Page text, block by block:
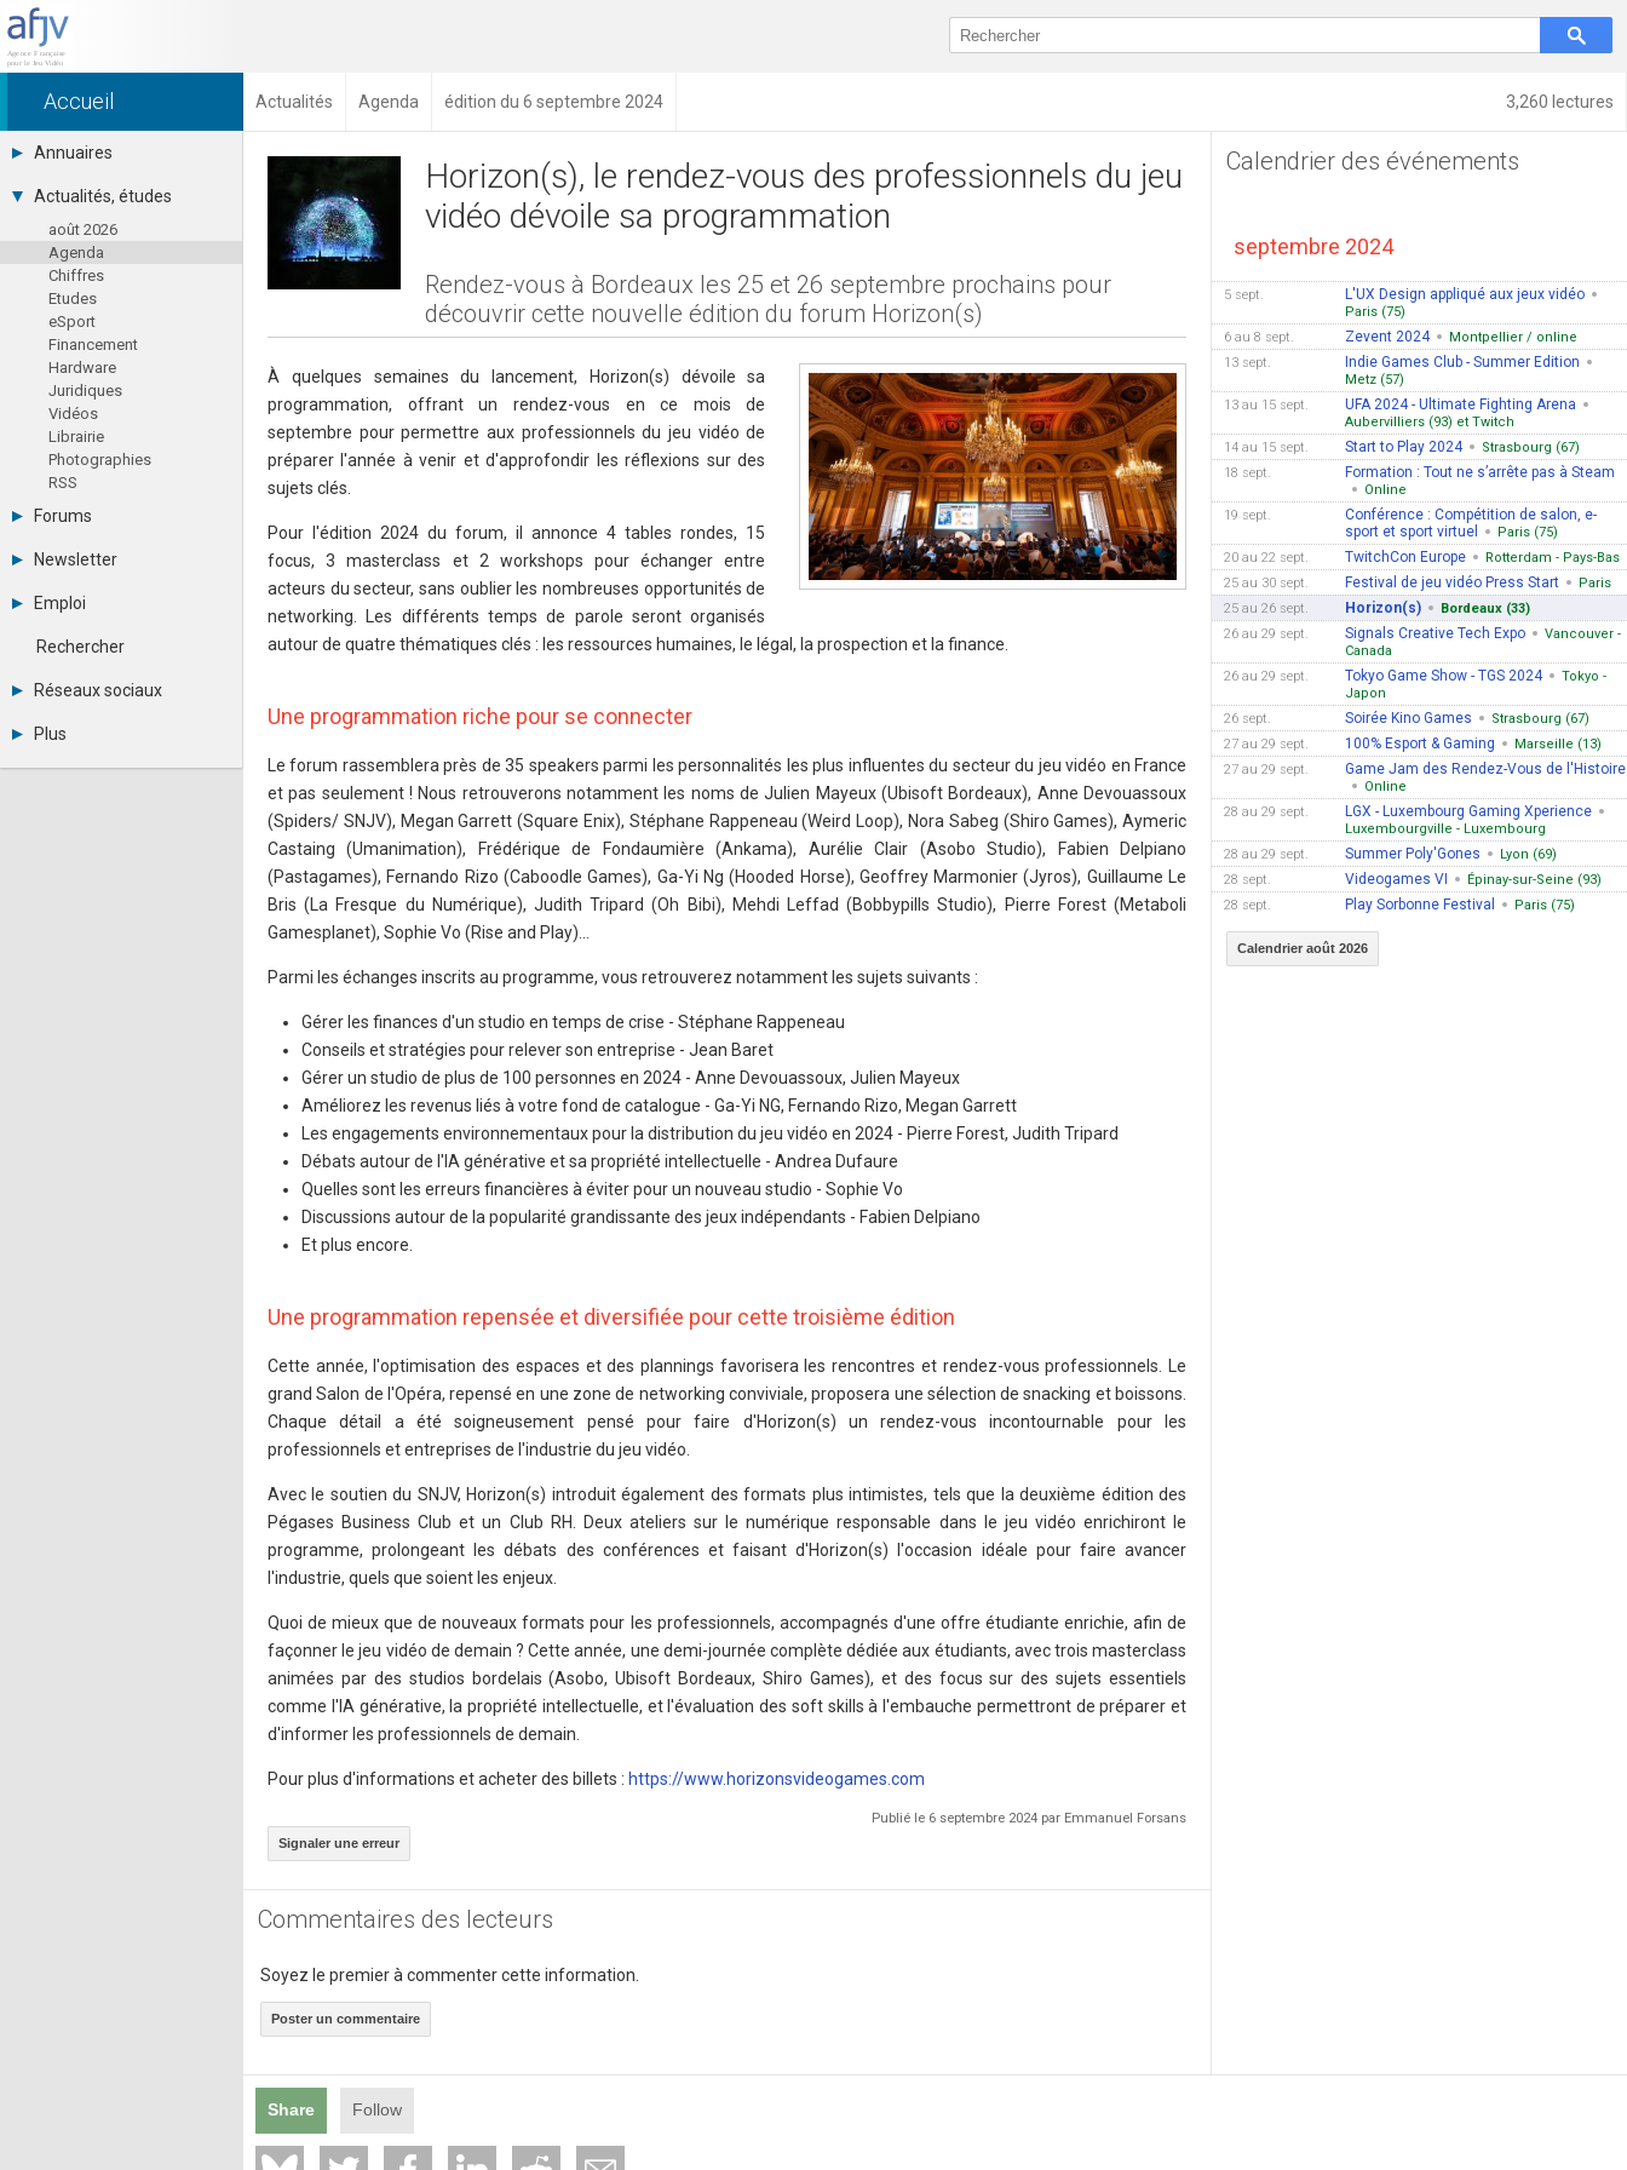
3,260 lectures
Accueil Actualités Agenda édition du 6 septembre 2024
Annuaires
Toutes les sociétés (691)
Studios (418)
Editeurs (49)
Distributeurs (16)
Hard. / Accessoires (10)
Middlewares (15)
Prestataires (99)
Assoc. / Syndicats (21)
Formations / Ecoles (46)
Presse spécialisée (17)
Actualités, études
août 2026
Agenda
Chiffres
Etudes
eSport
Financement
Hardware
Juridiques
Vidéos
Librairie
Photographies
RSS
Forums
Tous les forums
Se connecter
Messages privés
Contacter un modérateur
Newsletter
Archives
Abonnement
Emploi
Consulter les annonces
Observatoire de l'emploi
Rechercher
Réseaux sociaux
LinkedIn
Plus
Annonceurs
Horizon(s), le rendez-vous des professionnels du jeu
vidéo dévoile sa programmation
Rendez-vous à Bordeaux les 25 et 26 septembre prochains pour
découvrir cette nouvelle édition du forum Horizon(s)
À quelques semaines du lancement, Horizon(s) dévoile sa
programmation, offrant un rendez-vous en ce mois de
septembre pour permettre aux professionnels du jeu vidéo de
préparer l'année à venir et d'approfondir les réflexions sur des
sujets clés.
Pour l'édition 2024 du forum, il annonce 4 tables rondes, 15
focus, 3 masterclass et 2 workshops pour échanger entre
acteurs du secteur, sans oublier les nombreuses opportunités de
networking. Les différents temps de parole seront organisés
autour de quatre thématiques clés : les ressources humaines, le légal, la prospection et la finance.
Une programmation riche pour se connecter
Le forum rassemblera près de 35 speakers parmi les personnalités les plus influentes du secteur du jeu vidéo en France
et pas seulement ! Nous retrouverons notamment les noms de Julien Mayeux (Ubisoft Bordeaux), Anne Devouassoux
(Spiders/ SNJV), Megan Garrett (Square Enix), Stéphane Rappeneau (Weird Loop), Nora Sabeg (Shiro Games), Aymeric
Castaing (Umanimation), Frédérique de Fondaumière (Ankama), Aurélie Clair (Asobo Studio), Fabien Delpiano
(Pastagames), Fernando Rizo (Caboodle Games), Ga-Yi Ng (Hooded Horse), Geoffrey Marmonier (Jyros), Guillaume Le
Bris (La Fresque du Numérique), Judith Tripard (Oh Bibi), Mehdi Leffad (Bobbypills Studio), Pierre Forest (Metaboli
Gamesplanet), Sophie Vo (Rise and Play)...
Parmi les échanges inscrits au programme, vous retrouverez notamment les sujets suivants :
Gérer les finances d'un studio en temps de crise - Stéphane Rappeneau
Conseils et stratégies pour relever son entreprise - Jean Baret
Gérer un studio de plus de 100 personnes en 2024 - Anne Devouassoux, Julien Mayeux
Améliorez les revenus liés à votre fond de catalogue - Ga-Yi NG, Fernando Rizo, Megan Garrett
Les engagements environnementaux pour la distribution du jeu vidéo en 2024 - Pierre Forest, Judith Tripard
Débats autour de l'IA générative et sa propriété intellectuelle - Andrea Dufaure
Quelles sont les erreurs financières à éviter pour un nouveau studio - Sophie Vo
Discussions autour de la popularité grandissante des jeux indépendants - Fabien Delpiano
Et plus encore.
Une programmation repensée et diversifiée pour cette troisième édition
Cette année, l'optimisation des espaces et des plannings favorisera les rencontres et rendez-vous professionnels. Le
grand Salon de l'Opéra, repensé en une zone de networking conviviale, proposera une sélection de snacking et boissons.
Chaque détail a été soigneusement pensé pour faire d'Horizon(s) un rendez-vous incontournable pour les
professionnels et entreprises de l'industrie du jeu vidéo.
Avec le soutien du SNJV, Horizon(s) introduit également des formats plus intimistes, tels que la deuxième édition des
Pégases Business Club et un Club RH. Deux ateliers sur le numérique responsable dans le jeu vidéo enrichiront le
programme, prolongeant les débats des conférences et faisant d'Horizon(s) l'occasion idéale pour faire avancer
l'industrie, quels que soient les enjeux.
Quoi de mieux que de nouveaux formats pour les professionnels, accompagnés d'une offre étudiante enrichie, afin de
façonner le jeu vidéo de demain ? Cette année, une demi-journée complète dédiée aux étudiants, avec trois masterclass
animées par des studios bordelais (Asobo, Ubisoft Bordeaux, Shiro Games), et des focus sur des sujets essentiels
comme l'IA générative, la propriété intellectuelle, et l'évaluation des soft skills à l'embauche permettront de préparer et
d'informer les professionnels de demain.
Pour plus d'informations et acheter des billets : https://www.horizonsvideogames.com
Publié le 6 septembre 2024 par Emmanuel Forsans
Signaler une erreur
Commentaires des lecteurs
Soyez le premier à commenter cette information.
Poster un commentaire
Calendrier des événements
septembre 2024
5 sept. L'UX Design appliqué aux jeux vidéo
Paris (75)
6 au 8 sept.
Zevent 2024
Montpellier / online
13 sept.
Indie Games Club - Summer Edition
Metz (57)
13 au 15 sept.
UFA 2024 - Ultimate Fighting Arena
Aubervilliers (93) et Twitch
14 au 15 sept.
Start to Play 2024
Strasbourg (67)
18 sept.
Formation : Tout ne s’arrête pas à Steam
Online
19 sept.
Conférence : Compétition de salon, e-
sport et sport virtuel
Paris (75)
20 au 22 sept.
TwitchCon Europe
Rotterdam - Pays-Bas
25 au 30 sept.
Festival de jeu vidéo Press Start
Paris
25 au 26 sept.
Horizon(s)
Bordeaux (33)
26 au 29 sept.
Signals Creative Tech Expo
Vancouver -
Canada
26 au 29 sept.
Tokyo Game Show - TGS 2024
Tokyo -
Japon
26 sept.
Soirée Kino Games
Strasbourg (67)
27 au 29 sept.
100% Esport & Gaming
Marseille (13)
27 au 29 sept.
Game Jam des Rendez-Vous de l'Histoire
Online
28 au 29 sept.
LGX - Luxembourg Gaming Xperience
Luxembourgville - Luxembourg
28 au 29 sept.
Summer Poly'Gones
Lyon (69)
28 sept.
Videogames VI
Épinay-sur-Seine (93)
28 sept.
Play Sorbonne Festival Paris (75)
Calendrier août 2026
Share Follow